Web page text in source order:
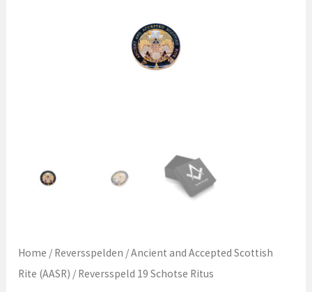
Home / Reversspelden /Ancient and Accepted Scottish
Rite (AASR) / Reversspeld 19 Schotse Ritus